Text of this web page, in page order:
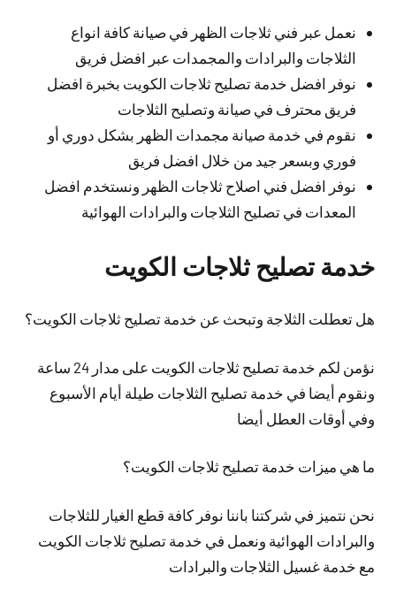
نعمل عبر فني ثلاجات الظهر في صيانة كافة انواع
الثلاجات والبرادات والمجمدات عبر افضل فريق
نوفر افضل خدمة تصليح ثلاجات الكويت بخبرة افضل
فريق محترف في صيانة وتصليح الثلاجات
نقوم في خدمة صيانة مجمدات الظهر بشكل دوري أو
فوري وبسعر جيد من خلال افضل فريق
نوفر افضل فني اصلاح ثلاجات الظهر ونستخدم افضل
المعدات في تصليح الثلاجات والبرادات الهوائية
خدمة تصليح ثلاجات الكويت
هل تعطلت الثلاجة وتبحث عن خدمة تصليح ثلاجات الكويت؟
نؤمن لكم خدمة تصليح ثلاجات الكويت على مدار 24 ساعة
ونقوم أيضا في خدمة تصليح الثلاجات طيلة أيام الأسبوع
وفي أوقات العطل أيضا
ما هي ميزات خدمة تصليح ثلاجات الكويت؟
نحن نتميز في شركتنا باننا نوفر كافة قطع الغيار للثلاجات
والبرادات الهوائية ونعمل في خدمة تصليح ثلاجات الكويت
مع خدمة غسيل الثلاجات والبرادات